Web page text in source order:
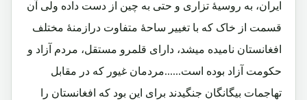
ایران، به روسیهٔ تزاری و حتی به چین از دست داده ولی آن
قسمت از خاک که با تغییر ساحهٔ متفاوت درازمنهٔ مختلف
افغانستان نامیده میشد، دارای قلمرو مستقل، مردم آزاد و
حکومت آزاد بوده است......مردمان غیور که در مقابل
تهاجمات بیگانگان جنگیدند برای این بود که افغانستان را